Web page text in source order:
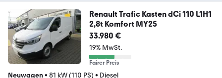
Renault Trafic Kasten dCi 110 L1H1
2,8t Komfort MY25
33.980 €
19% MwSt.
Fairer Preis
Neuwagen• 81 kW (110 PS) • Diesel